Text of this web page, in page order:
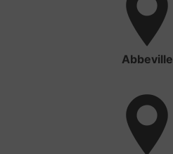
Abbeville